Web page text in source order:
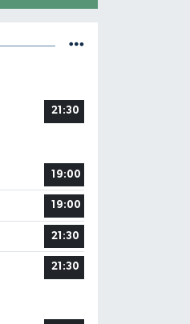
21:30
19:00
19:00
21:30
21:30